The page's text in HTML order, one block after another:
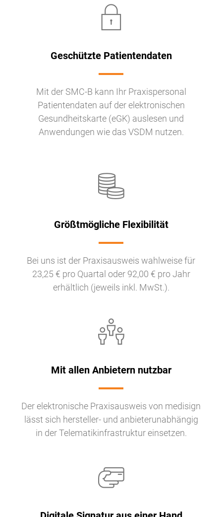
Geschützte Patientendaten
Mit der SMC-B kann Ihr Praxispersonal
Patientendaten auf der elektronischen
Gesundheitskarte (eGK) auslesen und
Anwendungen wie das VSDM nutzen.
Größtmögliche Flexibilität
Bei uns ist der Praxisausweis wahlweise für
23,25 € pro Quartal oder 92,00 € pro Jahr
erhältlich (jeweils inkl. MwSt.).
Mit allen Anbietern nutzbar
Der elektronische Praxisausweis von medisign
lässt sich hersteller- und anbieterunabhängig
in der Telematikinfrastruktur einsetzen.